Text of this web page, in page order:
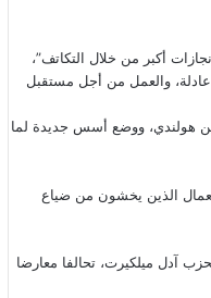
أكبر من خلال التكاتف”،
عادلة، والعمل من أجل مستقبل
دعا في الأشهر الأخيرة إلى سلسلة من المبادرات الاجتماعية، منها رفع الأجور لحوالي 8 ملايين هولندي، ووضع أسس جديدة لما
الذين يخشون من ضياع
آدل ميلكيرت، تحالفا معارضا